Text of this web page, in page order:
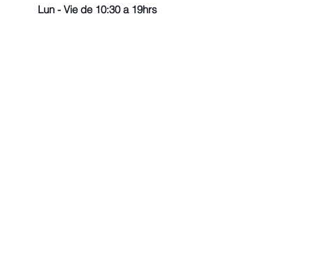
Lun - Vie de 10:30 a 19hrs